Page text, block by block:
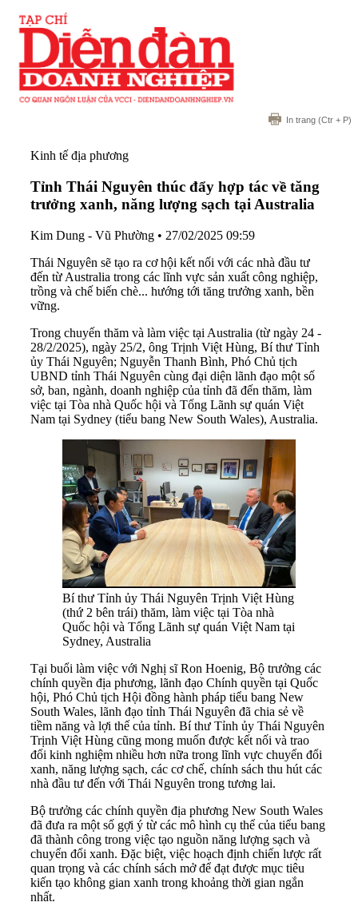
In trang (Ctr + P)
Kinh tế địa phương
Tỉnh Thái Nguyên thúc đẩy hợp tác về tăng
trưởng xanh, năng lượng sạch tại Australia
Kim Dung - Vũ Phường • 27/02/2025 09:59
Thái Nguyên sẽ tạo ra cơ hội kết nối với các nhà đầu tư
đến từ Australia trong các lĩnh vực sản xuất công nghiệp,
trồng và chế biến chè... hướng tới tăng trưởng xanh, bền
vững.
Trong chuyến thăm và làm việc tại Australia (từ ngày 24 -
28/2/2025), ngày 25/2, ông Trịnh Việt Hùng, Bí thư Tỉnh
ủy Thái Nguyên; Nguyễn Thanh Bình, Phó Chủ tịch
UBND tỉnh Thái Nguyên cùng đại diện lãnh đạo một số
sở, ban, ngành, doanh nghiệp của tỉnh đã đến thăm, làm
việc tại Tòa nhà Quốc hội và Tổng Lãnh sự quán Việt
Nam tại Sydney (tiểu bang New South Wales), Australia.
Bí thư Tỉnh ủy Thái Nguyên Trịnh Việt Hùng
(thứ 2 bên trái) thăm, làm việc tại Tòa nhà
Quốc hội và Tổng Lãnh sự quán Việt Nam tại
Sydney, Australia
Tại buổi làm việc với Nghị sĩ Ron Hoenig, Bộ trưởng các
chính quyền địa phương, lãnh đạo Chính quyền tại Quốc
hội, Phó Chủ tịch Hội đồng hành pháp tiểu bang New
South Wales, lãnh đạo tỉnh Thái Nguyên đã chia sẻ về
tiềm năng và lợi thế của tỉnh. Bí thư Tỉnh ủy Thái Nguyên
Trịnh Việt Hùng cũng mong muốn được kết nối và trao
đổi kinh nghiệm nhiều hơn nữa trong lĩnh vực chuyển đổi
xanh, năng lượng sạch, các cơ chế, chính sách thu hút các
nhà đầu tư đến với Thái Nguyên trong tương lai.
Bộ trưởng các chính quyền địa phương New South Wales
đã đưa ra một số gợi ý từ các mô hình cụ thể của tiểu bang
đã thành công trong việc tạo nguồn năng lượng sạch và
chuyển đổi xanh. Đặc biệt, việc hoạch định chiến lược rất
quan trọng và các chính sách mở để đạt được mục tiêu
kiến tạo không gian xanh trong khoảng thời gian ngắn
nhất.